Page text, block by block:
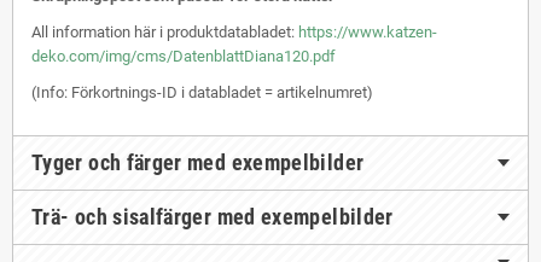
All information här i produktdatabladet: https://www.katzen-
deko.com/img/cms/DatenblattDiana120.pdf
(Info: Förkortnings-ID i databladet = artikelnumret)
Tyger och färger med exempelbilder
Trä- och sisalfärger med exempelbilder